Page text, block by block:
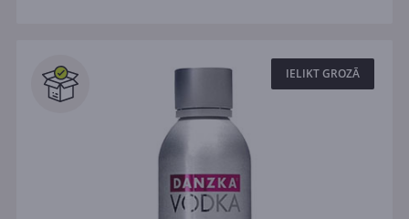
IELIKT GROZĀ